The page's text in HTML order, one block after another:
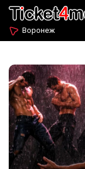
Воронеж